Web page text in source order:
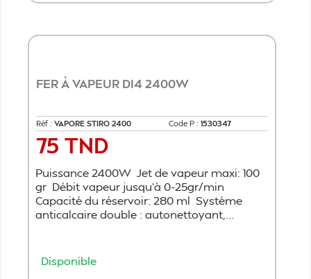
FER À VAPEUR DI4 2400W
Réf : VAPORE STIRO 2400 Code P : 1530347
Prix
75 TND
Puissance 2400W Jet de vapeur maxi: 100
gr Débit vapeur jusqu'à 0-25gr/min
Capacité du réservoir: 280 ml Système
anticalcaire double : autonettoyant,...
Disponible